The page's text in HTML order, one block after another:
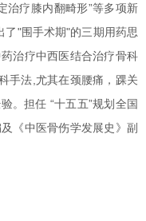
治疗膝内翻畸形”等多项新
了"围手术期"的三期用药思
治疗中西医结合治疗骨科
手法,尤其在颈腰痛，踝关
。担任 “十五五”规划全国
《中医骨伤学发展史》副